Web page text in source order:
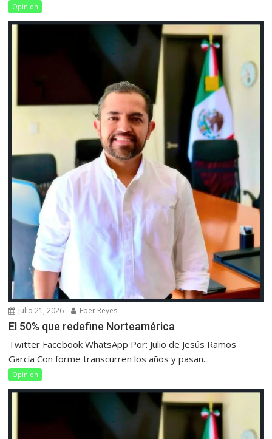
Opinion
julio 21, 2026 Eber Reyes
El 50% que redefine Norteamérica
Twitter Facebook WhatsApp Por: Julio de Jesús Ramos
García Con forme transcurren los años y pasan...
Opinion